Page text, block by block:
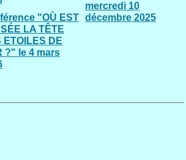
"OÙ EST
LA TÊTE
ETOILES DE
?" le 4 mars
mercredi 10
décembre 2025